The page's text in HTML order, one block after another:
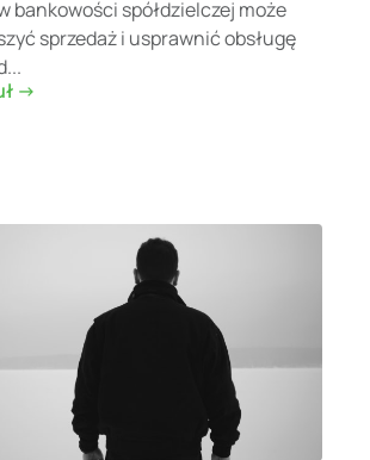
bankowości spółdzielczej może
sprzedaż i usprawnić obsługę
->